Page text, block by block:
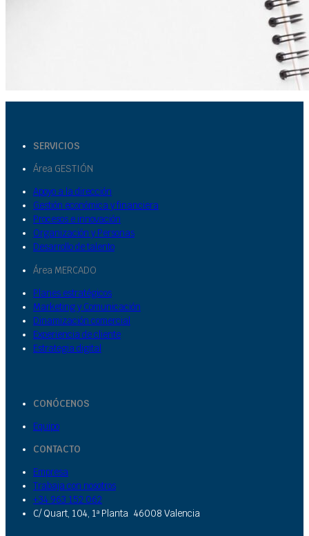
SERVICIOS
Área GESTIÓN
Apoyo a la dirección
Gestión económica y financiera
Procesos e innovación
Organización y Personas
Desarrollo de talento
Área MERCADO
Planes estratégicos
Marketing y Comunicación
Dinamización comercial
Experiencia de cliente
Estrategia digital
CONÓCENOS
Equipo
CONTACTO
Empresa
Trabaja con nosotros
+34 963 152 062
C/ Quart, 104, 1ª Planta 46008 Valencia